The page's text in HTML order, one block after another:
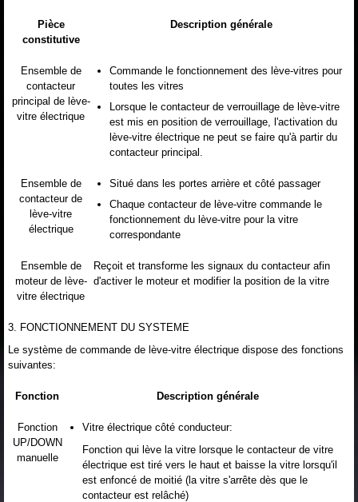
Pièce
constitutive
Description générale
Ensemble de
contacteur
principal de lève-
vitre électrique
Commande le fonctionnement des lève-vitres pour
toutes les vitres
Lorsque le contacteur de verrouillage de lève-vitre
est mis en position de verrouillage, l'activation du
lève-vitre électrique ne peut se faire qu'à partir du
contacteur principal.
Ensemble de
contacteur de
lève-vitre
électrique
Situé dans les portes arrière et côté passager
Chaque contacteur de lève-vitre commande le
fonctionnement du lève-vitre pour la vitre
correspondante
Ensemble de
moteur de lève-
vitre électrique
Reçoit et transforme les signaux du contacteur afin
d'activer le moteur et modifier la position de la vitre
3. FONCTIONNEMENT DU SYSTEME
Le système de commande de lève-vitre électrique dispose des fonctions
suivantes:
Fonction Description générale
Fonction
UP/DOWN
manuelle
Vitre électrique côté conducteur:
Fonction qui lève la vitre lorsque le contacteur de vitre
électrique est tiré vers le haut et baisse la vitre lorsqu'il
est enfoncé de moitié (la vitre s'arrête dès que le
contacteur est relâché)